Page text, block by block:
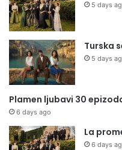
5 days
Turska
5 days
Plamen ljubavi 30
6 days ago
La
6 days